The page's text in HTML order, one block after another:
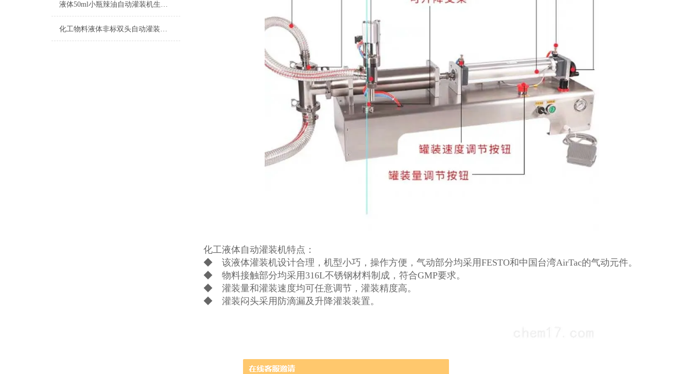
液体50ml小瓶辣油自动灌装机生产厂家
化工物料液体非标双头自动灌装机的特点
化工液体自动灌装机特点：
◆ 该液体灌装机设计合理，机型小巧，操作方便，气动部分均采用FESTO和中国台湾AirTac的气动元件。
◆ 物料接触部分均采用316L不锈钢材料制成，符合GMP要求。
◆ 灌装量和灌装速度均可任意调节，灌装精度高。
◆ 灌装闷头采用防滴漏及升降灌装装置。